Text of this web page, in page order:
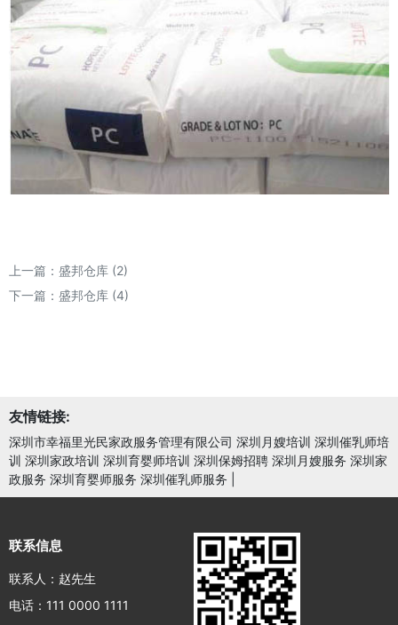
上一篇： 盛邦仓库 (2)
下一篇： 盛邦仓库 (4)
友情链接:
深圳市幸福里光民家政服务管理有限公司 深圳月嫂培训 深圳催乳师培
训 深圳家政培训 深圳育婴师培训 深圳保姆招聘 深圳月嫂服务 深圳家
政服务 深圳育婴师服务 深圳催乳师服务
联系信息
联系人：赵先生
电话：111 0000 1111